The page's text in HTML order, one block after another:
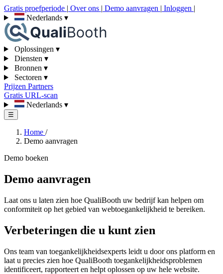
Gratis proefperiode | Over ons | Demo aanvragen | Inloggen |
Nederlands ▾
Oplossingen ▾
Diensten ▾
Bronnen ▾
Sectoren ▾
Prijzen Partners
Gratis URL-scan
Nederlands ▾
☰
Home /
Demo aanvragen
Demo boeken
Demo aanvragen
Laat ons u laten zien hoe QualiBooth uw bedrijf kan helpen om
conformiteit op het gebied van webtoegankelijkheid te bereiken.
Verbeteringen die u kunt zien
Ons team van toegankelijkheidsexperts leidt u door ons platform en
laat u precies zien hoe QualiBooth toegankelijkheidsproblemen
identificeert, rapporteert en helpt oplossen op uw hele website.